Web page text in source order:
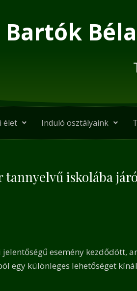
Bartók
élet Induló osztályaink
tannyelvű iskolába
esemény
egy különleges lehetőséget